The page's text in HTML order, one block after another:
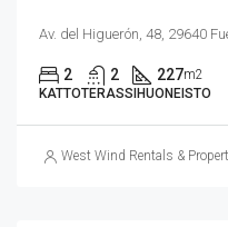
Av. del Higuerón, 48, 29640
2 2 227m2
KATTOTERASSIHUONEISTO
West Wind Rentals &